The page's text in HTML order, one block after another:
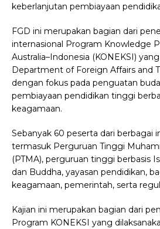
keberlanjutan pembiayaan
FGD ini merupakan bagian dari
internasional Program Knowledge
Australia–Indonesia (KONEKSI)
Department of Foreign Affairs and
dengan fokus pada penguatan
pembiayaan pendidikan tinggi
keagamaan.
Sebanyak 60 peserta dari berbagai
termasuk Perguruan Tinggi
(PTMA), perguruan tinggi berbasis
dan Buddha, yayasan pendidikan,
keagamaan, pemerintah, serta
Kajian ini merupakan bagian dari
Program KONEKSI yang